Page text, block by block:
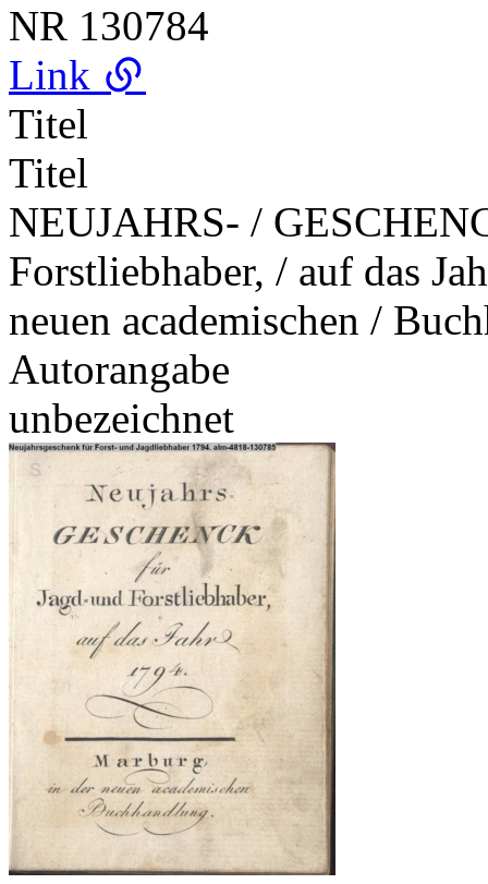
NR 130784
Link
Titel
Titel
NEUJAHRS- /
Forstliebhaber, / auf das
neuen academischen /
Autorangabe
unbezeichnet